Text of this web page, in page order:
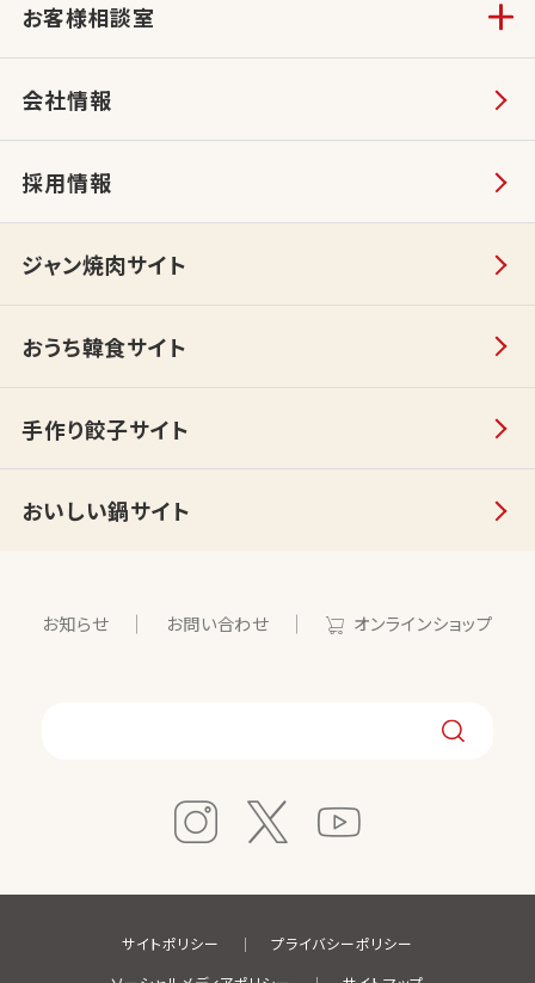
お客様相談室
会社情報
採用情報
ジャン焼肉サイト
おうち韓食サイト
手作り餃子サイト
おいしい鍋サイト
お知らせ お問い合わせ オンラインショップ
サイトポリシー
プライバシーポリシー